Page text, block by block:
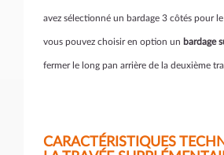
avez sélectionné un bardage 3 côtés pour
vous pouvez choisir en option un bardage
fermer le long pan arrière de la deuxième
CARACTÉRISTIQUES